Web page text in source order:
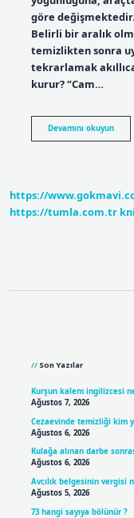
göre değişmektedir.
Belirli bir aralık
temizlikten sonra
tekrarlamak
kurur? “Cam…
Devamını okuyunCila
https://
https://tumla.com.tr
Son Yazılar
Kurşun kalem ingilizcesi
Ağustos 7, 2026
Cezaevinde temizliği kim
Ağustos 6, 2026
Kulağa alınan darbe
Ağustos 6, 2026
Avcılık belgesinin vergisi
Ağustos 5, 2026
73 hangi sayıya bölünür ?